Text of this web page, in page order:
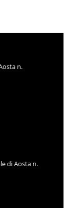
n.
di Aosta n.